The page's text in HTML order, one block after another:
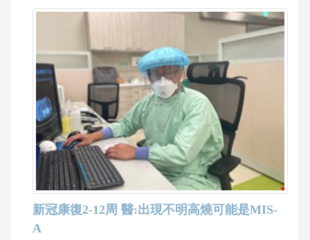
師無私奉獻及付出，給予特搜大力的協助。院長陳
自諒也感謝醫護協助，未來能在國內協助搜救醫療
任務外，也可以在國際間發生災害時參與人道救援
行動，為國際貢獻心力。
新冠康復2-12周 醫:出現不明高燒可能是MIS-
A